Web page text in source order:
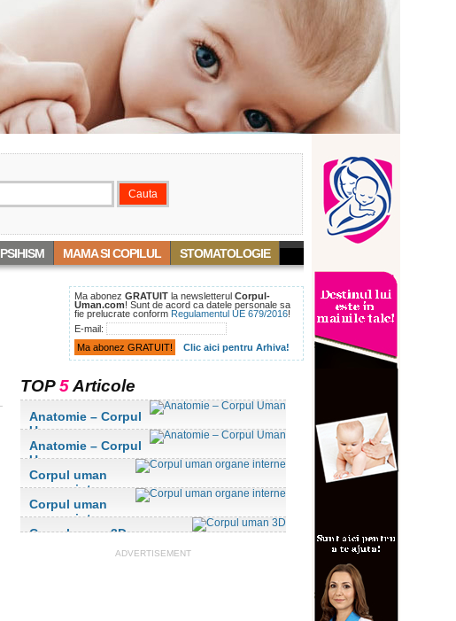
PSIHISM MAMA SI COPILUL STOMATOLOGIE
Ma abonez GRATUIT la newsletterul Corpul-
Uman.com! Sunt de acord ca datele personale sa
fie prelucrate conform Regulamentul UE 679/2016!
E-mail:
Clic aici pentru Arhiva!
TOP5Articole
Anatomie – Corpul
Uman
Anatomie – Corpul
Uman
Corpul uman
organe interne
Corpul uman
organe interne
Corpul uman 3D
ADVERTISEMENT